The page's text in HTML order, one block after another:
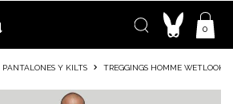
0
PANTALONES Y KILTS TREGGINGS HOMME WETLOOK